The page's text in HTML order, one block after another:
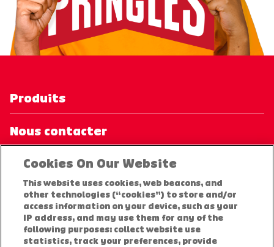
Produits
Nous contacter
Conditions d'utilisation
Politique de confidentialité
Conditions générales des offres
Cookies On Our Website
This website uses cookies, web beacons, and
other technologies (“cookies”) to store and/or
access information on your device, such as your
IP address, and may use them for any of the
following purposes: collect website use
statistics, track your preferences, provide